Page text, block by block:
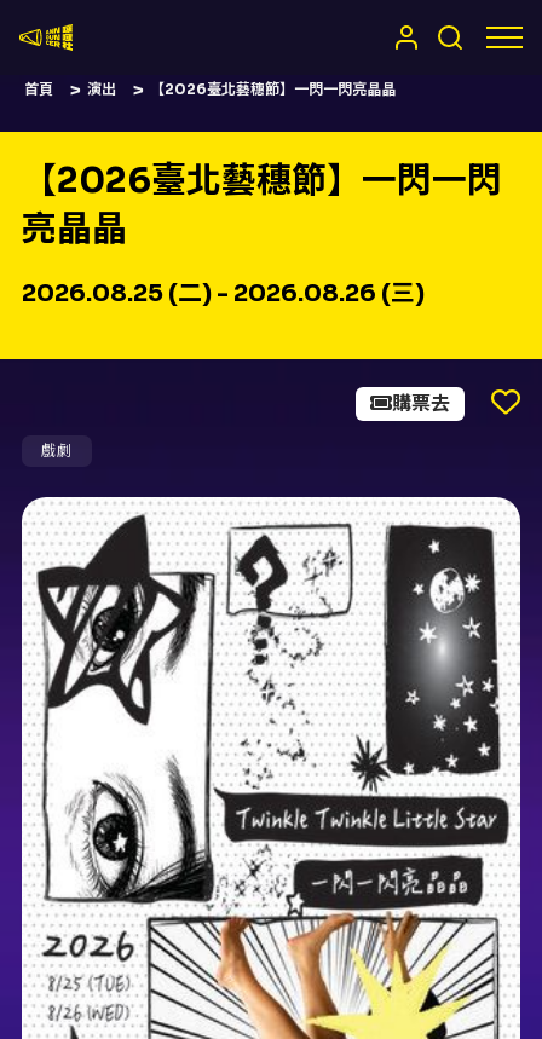
首頁 演出 【2026臺北藝穗節】一閃一閃亮晶晶
【2026臺北藝穗節】一閃一閃
亮晶晶
2026.08.25 (二) - 2026.08.26 (三)
戲劇
購票去